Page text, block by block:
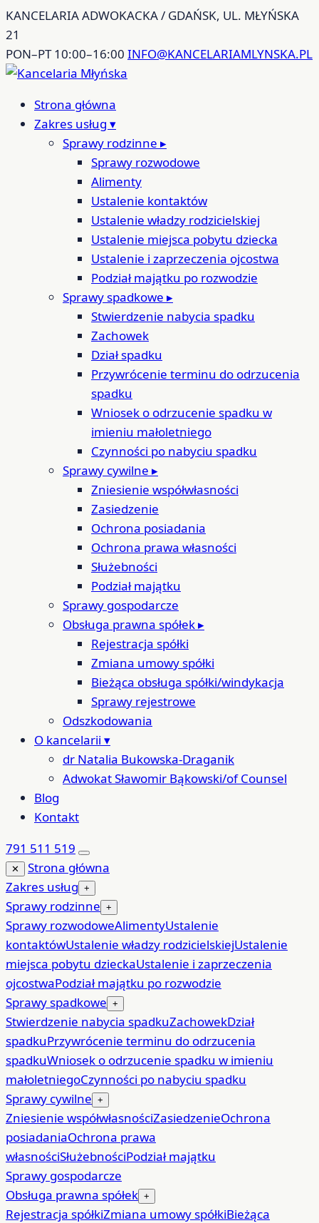
Przejdź
do
treści
KANCELARIA ADWOKACKA / GDAŃSK, UL. MŁYŃSKA
21
PON–PT 10:00–16:00 INFO@KANCELARIAMLYNSKA.PL
Strona główna
Zakres usług ▾
Sprawy rodzinne ▸
Sprawy rozwodowe
Alimenty
Ustalenie kontaktów
Ustalenie władzy rodzicielskiej
Ustalenie miejsca pobytu dziecka
Ustalenie i zaprzeczenia ojcostwa
Podział majątku po rozwodzie
Sprawy spadkowe ▸
Stwierdzenie nabycia spadku
Zachowek
Dział spadku
Przywrócenie terminu do odrzucenia
spadku
Wniosek o odrzucenie spadku w
imieniu małoletniego
Czynności po nabyciu spadku
Sprawy cywilne ▸
Zniesienie współwłasności
Zasiedzenie
Ochrona posiadania
Ochrona prawa własności
Służebności
Podział majątku
Sprawy gospodarcze
Obsługa prawna spółek▸
Rejestracja spółki
Zmiana umowy spółki
Bieżąca obsługa spółki/windykacja
Sprawy rejestrowe
Odszkodowania
O kancelarii ▾
dr Natalia Bukowska-Draganik
Adwokat Sławomir Bąkowski/of Counsel
Blog
Kontakt
791 511 519
✕
Strona główna
Zakres usług +
Sprawy rodzinne +
Sprawy rozwodoweAlimentyUstalenie
kontaktówUstalenie władzy rodzicielskiejUstalenie
miejsca pobytu dzieckaUstalenie i zaprzeczenia
ojcostwaPodział majątku po rozwodzie
Sprawy spadkowe +
Stwierdzenie nabycia spadkuZachowekDział
spadkuPrzywrócenie terminu do odrzucenia
spadkuWniosek o odrzucenie spadku w imieniu
małoletniegoCzynności po nabyciu spadku
Sprawy cywilne +
Zniesienie współwłasnościZasiedzenieOchrona
posiadaniaOchrona prawa
własnościSłużebnościPodział majątku
Sprawy gospodarcze
Obsługa prawna spółek +
Rejestracja spółkiZmiana umowy spółkiBieżąca